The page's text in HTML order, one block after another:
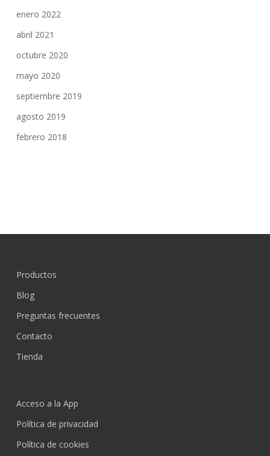
enero 2022
abril 2021
octubre 2020
mayo 2020
septiembre 2019
agosto 2019
febrero 2018
Productos
Blog
Preguntas frecuentes
Contacto
Tienda
Acceso a la App
Política de privacidad
Política de cookies